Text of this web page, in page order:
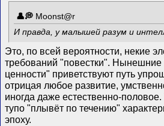
Mооnst@r
И правда, у малышей разум и
Это, по всей вероятности, некие
требований "повестки". Нынешние
ценности" приветствуют путь
отрицая любое развитие,
иногда даже естественно-
тупо "плывёт по течению"
эпоху.